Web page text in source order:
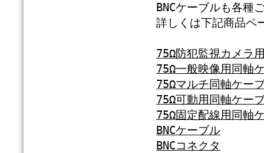
BNCケーブルも各種
詳しくは下記商品ペ
75Ω防犯監視カメラ
75Ω一般映像用同軸
75Ωマルチ同軸ケー
75Ω可動用同軸ケー
75Ω固定配線用同軸
BNCケーブル
BNCコネクタ